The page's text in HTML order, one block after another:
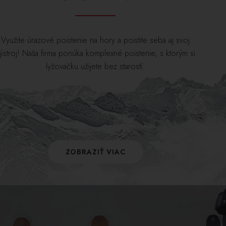
Využite úrazové poistenie na hory a poistite seba aj svoj
Naša firma ponúka komplexné poistenie, s ktorým si
lyžovačku užijete bez starostí.
ZOBRAZIŤ VIAC